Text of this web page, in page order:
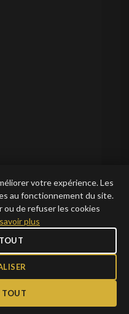
· RCS Antibes · TVA FR69 915
1 000 €
votre expérience. Les
au fonctionnement du site.
ou de refuser les cookies
plus
TOUT